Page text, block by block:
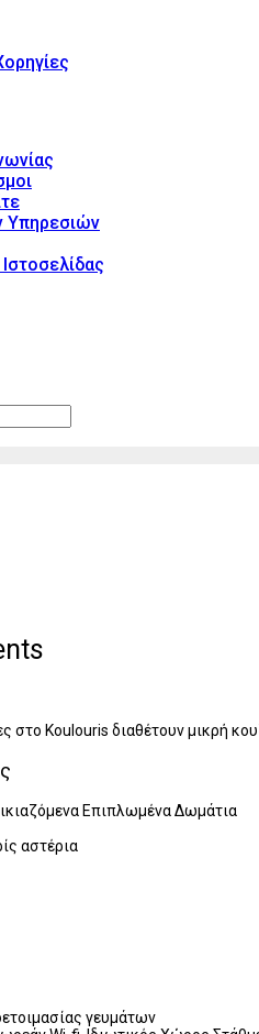
Υπηρεσιών
στο Koulouris διαθέτουν μικρή
Επιπλωμένα Δωμάτια
αστέρια
γευμάτων